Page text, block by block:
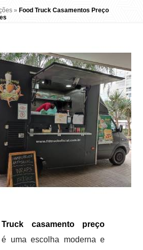
» Food Truck Casamentos Preço
casamento preço
é uma escolha moderna e